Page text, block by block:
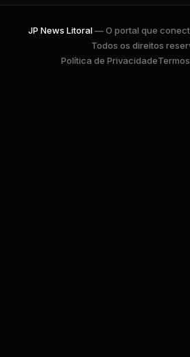
JP News Litoral— O portal que
Todos os direitos
Política de Privacidade